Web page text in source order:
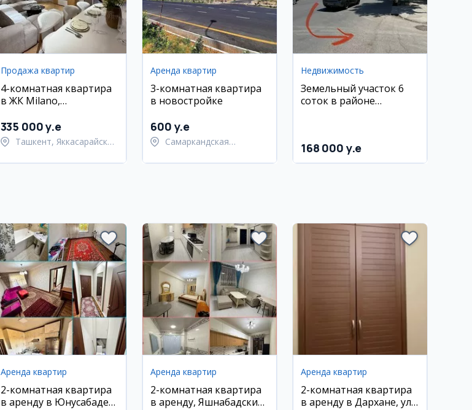
Продажа квартир
4-комнатная квартира
в ЖК Milano,
135 кв.м
335 000 y.e
Ташкент, Яккасарайский
Аренда квартир
3-комнатная квартира
в новостройке
600 y.e
Самаркандская
Самаркандский район
Недвижимость
Земельный участок 6
соток в районе
168 000 y.e
Аренда квартир
2-комнатная квартира
в аренду в Юнусабаде
Аренда квартир
2-комнатная квартира
в аренду, Яшнабадский
Аренда квартир
2-комнатная квартира
в аренду в Дархане, ул.